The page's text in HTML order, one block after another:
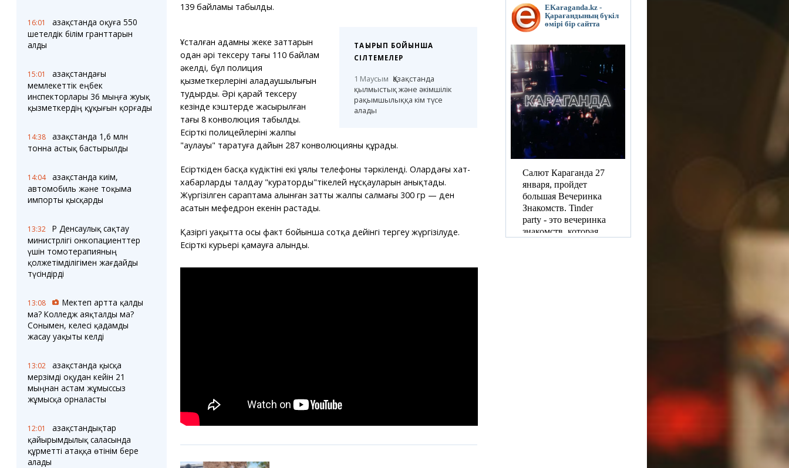
16:01
Қазақстанда оқуға 550
шетелдік білім гранттарын
алды
15:01
Қазақстандағы
мемлекеттік еңбек
инспекторлары 36 мыңға жуық
қызметкердің құқығын қорғады
14:38
Қазақстанда 1,6 млн
тонна астық бастырылды
14:04
Қазақстанда киім,
автомобиль және тоқыма
импорты қысқарды
13:32
ҚР Денсаулық сақтау
министрлігі онкопациенттер
үшін томотерапияның
қолжетімділігімен жағдайды
түсіндірді
13:08
Мектеп артта қалды
ма? Колледж аяқталды ма?
Сонымен, келесі қадамды
жасау уақыты келді
13:02
Қазақстанда қысқа
мерзімді оқудан кейін 21
мыңнан астам жұмыссыз
жұмысқа орналасты
12:01
Қазақстандықтар
қайырымдылық саласында
құрметті атаққа өтінім бере
алады
139 байламы табылды.
ТАҚЫРЫП БОЙЫНША
СІЛТЕМЕЛЕР
1 Маусым Қазақстанда
қылмыстық және әкімшілік
рақымшылыққа кім түсе
алады
Ұсталған адамның жеке заттарын
одан әрі тексеру тағы 110 байлам
әкелді, бұл полиция
қызметкерлерінің алаңдаушылығын
тудырды. Әрі қарай тексеру
кезінде кэштерде жасырылған
тағы 8 конволюция табылды.
Есірткі полицейлерінің жалпы
"аулауы" таратуға дайын 287 конволюцияны құрады.
Есірткіден басқа күдіктінің екі ұялы телефоны тәркіленді. Олардағы хат-
хабарларды талдау "куратордың"тікелей нұсқауларын анықтады.
Жүргізілген сараптама алынған заттың жалпы салмағы 300 гр — ден
асатын мефедрон екенін растады.
Қазіргі уақытта осы факт бойынша сотқа дейінгі тергеу жүргізілуде.
Есірткі курьері қамауға алынды.
EKaraganda.kz -
Қарағандының бүкіл
өмірі бір сайтта